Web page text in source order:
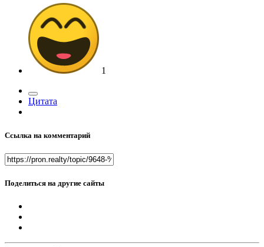
1
Цитата
Ссылка на комментарий
Поделиться на другие сайты